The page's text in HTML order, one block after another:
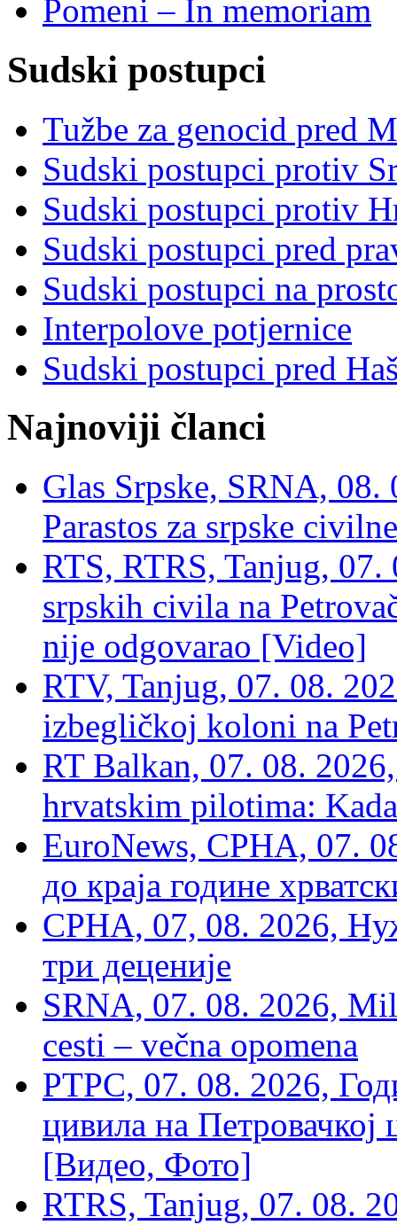
Pomeni – In memoriam
Sudski postupci
Tužbe za genocid pred
Sudski postupci protiv
Sudski postupci protiv
Sudski postupci pred
Sudski postupci na
Interpolove potjernice
Sudski postupci pred
Najnoviji članci
Glas Srpske, SRNA,
Parastos za srpske
RTS, RTRS, Tanjug,
srpskih civila na
nije odgovarao [Video]
RTV, Tanjug, 07. 08.
izbegličkoj koloni na
RT Balkan, 07. 08.
hrvatskim pilotima:
EuroNews, СРНА, 07.
до краја године
СРНА, 07, 08. 2026,
три деценије
SRNA, 07. 08. 2026,
cesti – večna opomena
РТРС, 07. 08. 2026,
цивила на Петровачкој
[Видео, Фото]
RTRS, Tanjug, 07. 08.